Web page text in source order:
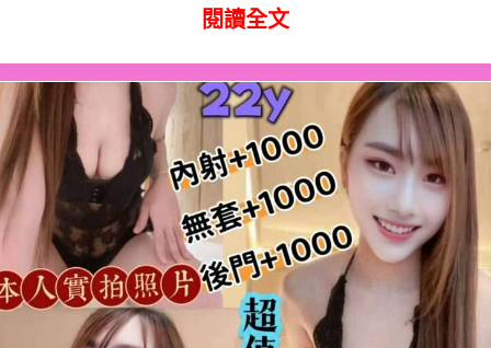
閱讀全文